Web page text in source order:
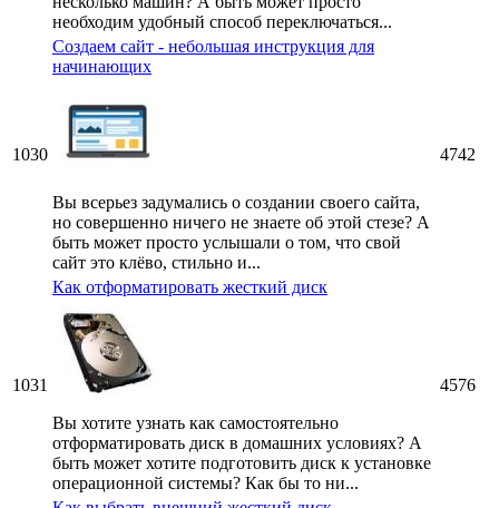
необходим удобный способ переключаться...
1030
Создаем сайт - небольшая инструкция для
начинающих
Вы всерьез задумались о создании своего сайта,
но совершенно ничего не знаете об этой стезе? А
быть может просто услышали о том, что свой
сайт это клёво, стильно и...
4742
1031
Как отформатировать жесткий диск
Вы хотите узнать как самостоятельно
отформатировать диск в домашних условиях? А
быть может хотите подготовить диск к установке
операционной системы? Как бы то ни...
4576